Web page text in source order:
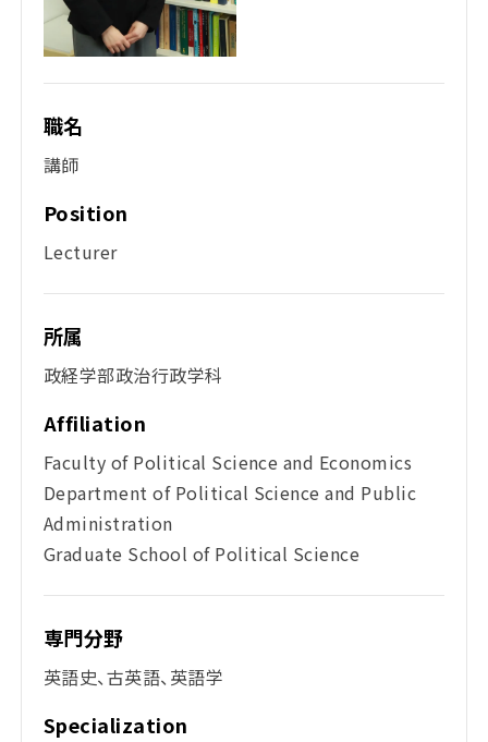
職名
講師
Position
Lecturer
所属
政経学部政治行政学科
Affiliation
Faculty of Political Science and Economics
Department of Political Science and Public
Administration
Graduate School of Political Science
専門分野
英語史、古英語、英語学
Specialization